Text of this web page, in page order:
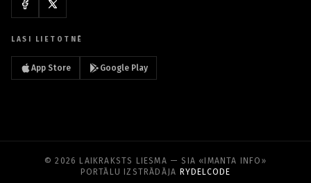
LASI LIETOTNĒ
App Store Google Play
© 2026 LAIKRAKSTS LIESMA — SIA «IMANTA INFO»
PORTĀLU IZSTRĀDĀJA RYDELCODE